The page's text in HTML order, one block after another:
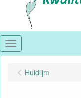
Menu
Huidlijm